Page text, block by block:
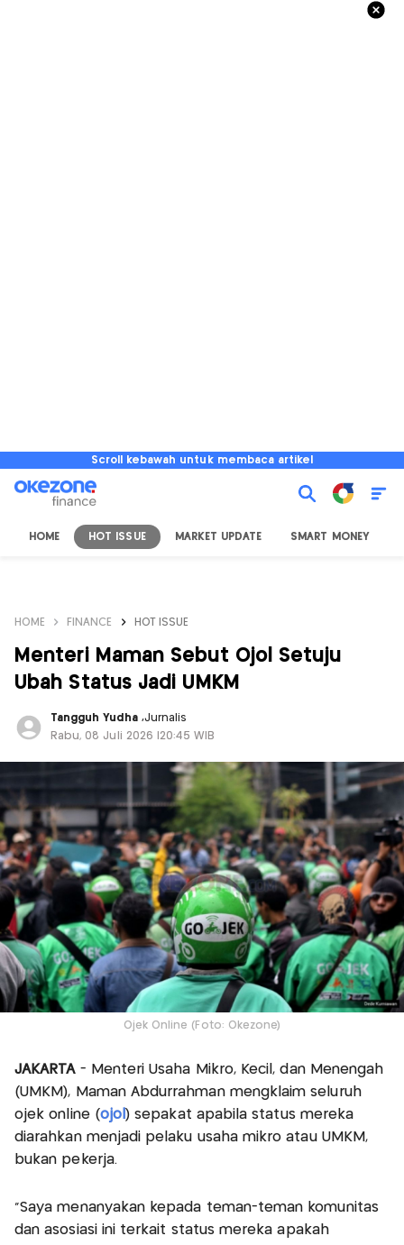
Scroll kebawah untuk membaca artikel
HOME HOT ISSUE MARKET UPDATE SMART MONEY
HOME FINANCE HOT ISSUE
Menteri Maman Sebut Ojol Setuju
Ubah Status Jadi UMKM
Tangguh Yudha ,Jurnalis
Rabu, 08 Juli 2026 |20:45 WIB
Ojek Online (Foto: Okezone)
JAKARTA- Menteri Usaha Mikro, Kecil, dan Menengah
(UMKM), Maman Abdurrahman mengklaim seluruh
ojek online (ojol ) sepakat apabila status mereka
diarahkan menjadi pelaku usaha mikro atau UMKM,
bukan pekerja.
"Saya menanyakan kepada teman-teman komunitas
dan asosiasi ini terkait status mereka apakah